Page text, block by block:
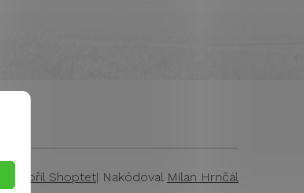
Vytvořil Shoptet| Nakódoval Milan Hrnčál